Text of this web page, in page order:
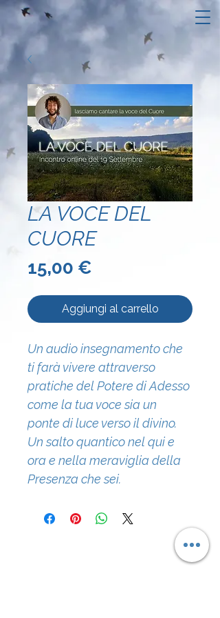
LA VOCE DEL
CUORE
15,00 €
Aggiungi al carrello
Un audio insegnamento che
ti farà vivere attraverso
pratiche del Potere di Adesso
come la tua voce sia un
ponte di luce verso il divino.
Un salto quantico nel qui e
ora e nella meraviglia della
Presenza che sei.